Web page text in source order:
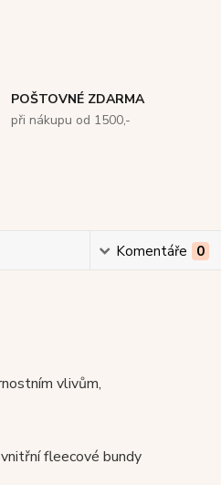
POŠTOVNÉ ZDARMA
při nákupu od 1500,-
Komentáře 0
vlivům,
fleecové bundy